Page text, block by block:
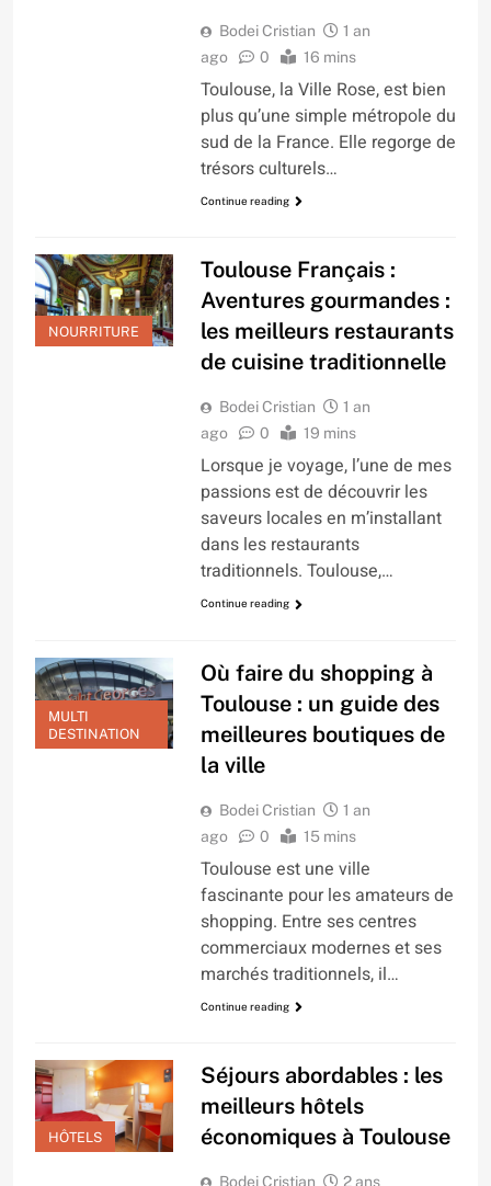
Bodei Cristian
1 an
ago
0 16 mins
Toulouse, la Ville Rose, est bien
plus qu’une simple métropole du
sud de la France. Elle regorge de
trésors culturels…
Continue reading
NOURRITURE
Toulouse Français :
Aventures gourmandes :
les meilleurs restaurants
de cuisine traditionnelle
Bodei Cristian
1 an
ago
0 19 mins
Lorsque je voyage, l’une de mes
passions est de découvrir les
saveurs locales en m’installant
dans les restaurants
traditionnels. Toulouse,…
Continue reading
MULTI
DESTINATION
Où faire du shopping à
Toulouse : un guide des
meilleures boutiques de
la ville
Bodei Cristian
1 an
ago
0 15 mins
Toulouse est une ville
fascinante pour les amateurs de
shopping. Entre ses centres
commerciaux modernes et ses
marchés traditionnels, il…
Continue reading
HÔTELS
Séjours abordables : les
meilleurs hôtels
économiques à Toulouse
Bodei Cristian 2 ans